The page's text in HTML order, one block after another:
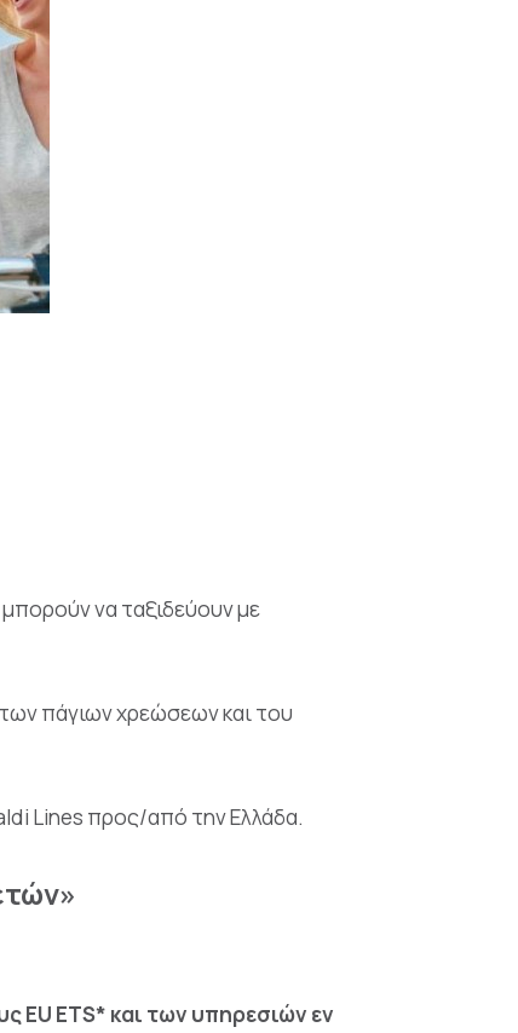
να ταξιδεύουν με
πάγιων χρεώσεων και του
Lines προς/από την Ελλάδα.
EU ETS* και των υπηρεσιών εν